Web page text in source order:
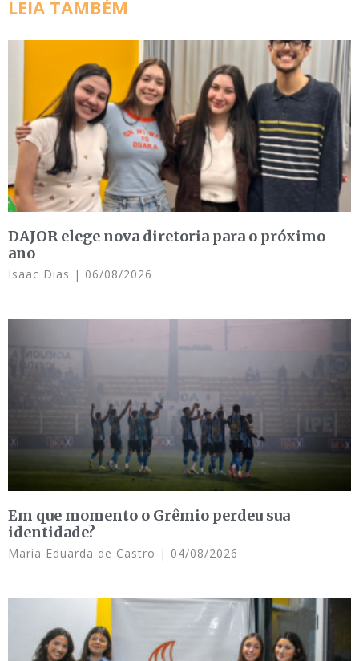
LEIA TAMBÉM
DAJOR elege nova diretoria para o próximo
ano
Isaac Dias 06/08/2026
Em que momento o Grêmio perdeu sua
identidade?
Maria Eduarda de Castro 04/08/2026